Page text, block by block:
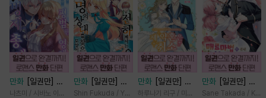
만화
[일권만] 모
든 것을 포기한 평
나츠미 / 시바노 이즈미
만화
[일권만] 전
하께서는 오늘도
Shin Fukuda / Yoko Kurosu
만화
[일권만] 제
약혼은 취소되었습
하루나기 리구 / 미즈메
만화
[일권만] 매
료 마법에 걸린 척
Sane Takada /